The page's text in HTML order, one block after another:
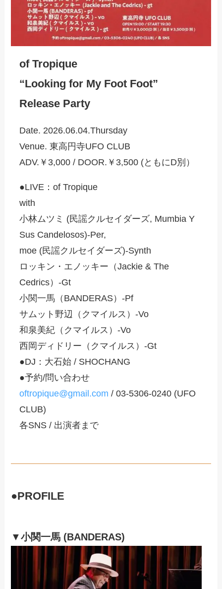
of Tropique
“Looking for My Foot Foot”
Release Party
Date. 2026.06.04.Thursday
Venue. 東高円寺UFO CLUB
ADV.￥3,000 / DOOR.￥3,500 (ともにD別）
●LIVE：of Tropique
with
小林ムツミ (民謡クルセイダーズ, Mumbia Y
Sus Candelosos)-Per,
moe (民謡クルセイダーズ)-Synth
ロッキン・エノッキー（Jackie & The
Cedrics）-Gt
小関一馬（BANDERAS）-Pf
サムット野辺（クマイルス）-Vo
和泉美紀（クマイルス）-Vo
西岡ディドリー（クマイルス）-Gt
●DJ：大石始 / SHOCHANG
●予約/問い合わせ
oftropique@gmail.com / 03-5306-0240 (UFO
CLUB)
各SNS / 出演者まで
●PROFILE
▼小関一馬 (BANDERAS)